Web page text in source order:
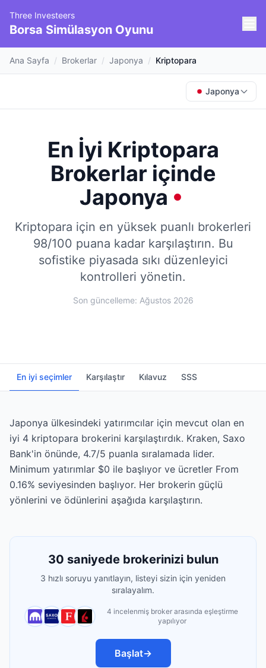
Three Investeers
Borsa Simülasyon Oyunu
Ana Sayfa / Brokerlar / Japonya / Kriptopara
Japonya
En İyi Kriptopara
Brokerlar içinde
Japonya
Kriptopara için en yüksek puanlı brokerleri
98/100 puana kadar karşılaştırın. Bu
sofistike piyasada sıkı düzenleyici
kontrolleri yönetin.
Son güncelleme: Ağustos 2026
En iyi seçimler Karşılaştır Kılavuz SSS
Japonya ülkesindeki yatırımcılar için mevcut olan en
iyi 4 kriptopara brokerini karşılaştırdık. Kraken, Saxo
Bank'in önünde, 4.7/5 puanla sıralamada lider.
Minimum yatırımlar $0 ile başlıyor ve ücretler From
0.16% seviyesinden başlıyor. Her brokerin güçlü
yönlerini ve ödünlerini aşağıda karşılaştırın.
30 saniyede brokerinizi bulun
3 hızlı soruyu yanıtlayın, listeyi sizin için yeniden
sıralayalım.
4 incelenmiş broker arasında eşleştirme
yapılıyor
Başlat→